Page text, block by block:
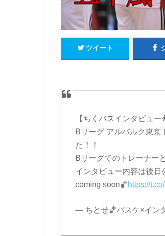
ツイート
【ちくバスインタビュー
Bリーグ アルバルク東京
た！！
Bリーグでのトレーナー
インタビュー内容は後日
coming soon🏀 https://
— ちとせ🏀バスケ×イン